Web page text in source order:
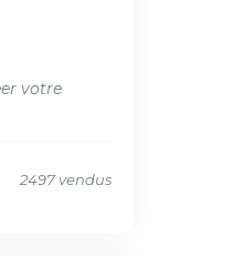
votre
2497 vendus